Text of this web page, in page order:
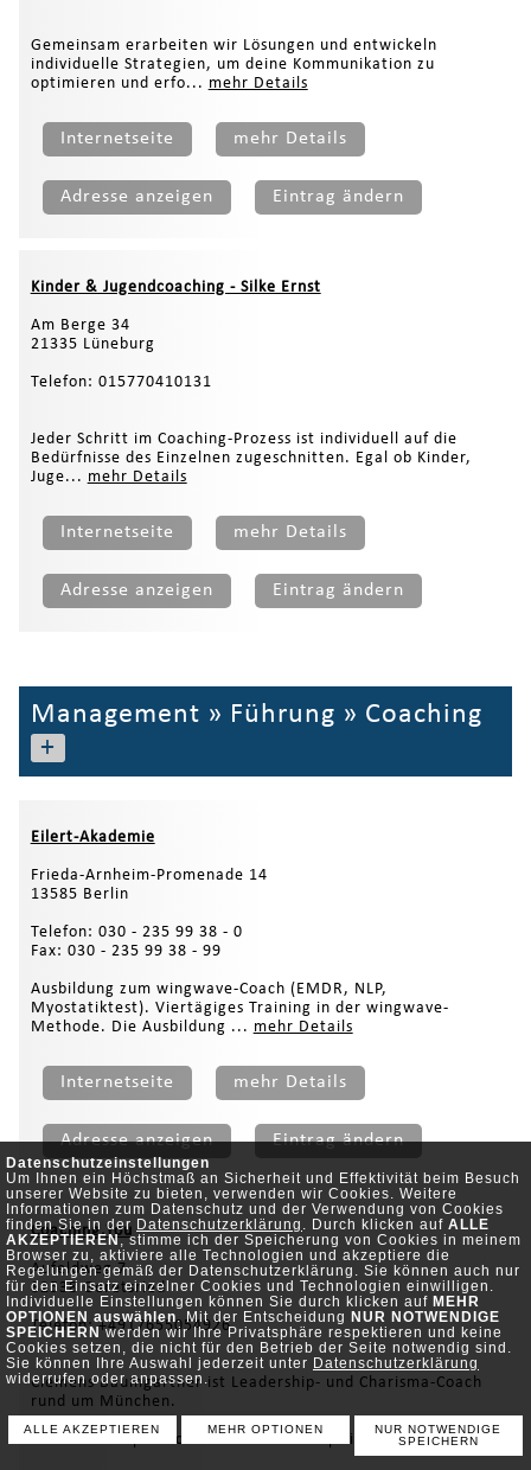
Datenschutzeinstellungen
Um Ihnen ein Höchstmaß an Sicherheit und Effektivität beim Besuch
unserer Website zu bieten, verwenden wir Cookies. Weitere
Informationen zum Datenschutz und der Verwendung von Cookies
finden Sie in der Datenschutzerklärung . Durch klicken auf ALLE
AKZEPTIEREN, stimme ich der Speicherung von Cookies in meinem
Browser zu, aktiviere alle Technologien und akzeptiere die
Regelungen gemäß der Datenschutzerklärung. Sie können auch nur
für den Einsatz einzelner Cookies und Technologien einwilligen.
Individuelle Einstellungen können Sie durch klicken auf MEHR
OPTIONEN auswählen. Mit der Entscheidung NUR NOTWENDIGE
SPEICHERN werden wir Ihre Privatsphäre respektieren und keine
Cookies setzen, die nicht für den Betrieb der Seite notwendig sind.
Sie können Ihre Auswahl jederzeit unter Datenschutzerklärung
widerrufen oder anpassen.
ALLE AKZEPTIEREN MEHR OPTIONEN
NUR NOTWENDIGE
SPEICHERN
Gemeinsam erarbeiten wir Lösungen und entwickeln
individuelle Strategien, um deine Kommunikation zu
optimieren und erfo... mehr Details
Internetseite mehr Details
Adresse anzeigen Eintrag ändern
Kinder & Jugendcoaching - Silke Ernst
Am Berge 34
21335 Lüneburg
Telefon: 015770410131
Jeder Schritt im Coaching-Prozess ist individuell auf die
Bedürfnisse des Einzelnen zugeschnitten. Egal ob Kinder,
Juge... mehr Details
Internetseite mehr Details
Adresse anzeigen Eintrag ändern
Management » Führung » Coaching
+
Eilert-Akademie
Frieda-Arnheim-Promenade 14
13585 Berlin
Telefon: 030 - 235 99 38 - 0
Fax: 030 - 235 99 38 - 99
Ausbildung zum wingwave-Coach (EMDR, NLP,
Myostatiktest). Viertägiges Training in der wingwave-
Methode. Die Ausbildung ... mehr Details
Internetseite mehr Details
Adresse anzeigen Eintrag ändern
Coaching.You
Aufeldweg 7
82538 Geretsried
Telefon: +4917655054926
Clemens Baumgartner ist Leadership- und Charisma-Coach
rund um München.
Als Leadership Coach und Charisma inspirier... mehr Details